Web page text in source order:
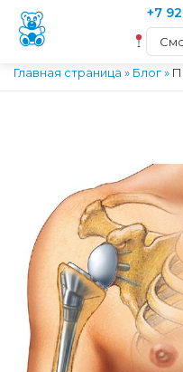
+7
Главная страница » Блог»